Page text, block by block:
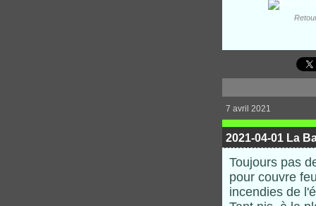
7 avril 2021
2021-04-01 La
Toujours pas
pour couvre
incendies de